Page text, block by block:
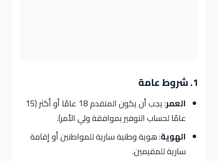
1. شروط عامة
العمر
: يجب أن يكون المتقدم 18 عامًا أو أكثر (15
عامًا لحساب التوفير بموافقة ولي الأمر).
الهوية: هوية وطنية سارية للمواطنين أو إقامة
سارية للمقيمين.